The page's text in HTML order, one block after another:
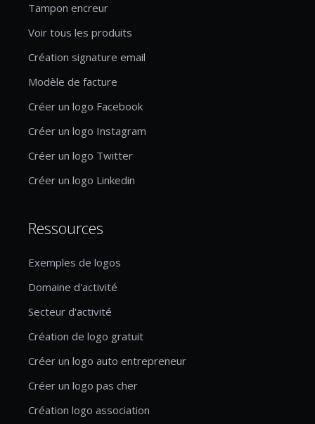
Tampon encreur
Voir tous les produits
Création signature email
Modèle de facture
Créer un logo Facebook
Créer un logo Instagram
Créer un logo Twitter
Créer un logo Linkedin
Ressources
Exemples de logos
Domaine d'activité
Secteur d'activité
Création de logo gratuit
Créer un logo auto entrepreneur
Créer un logo pas cher
Création logo association